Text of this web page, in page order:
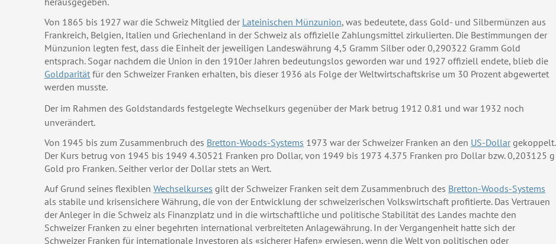
Von 1865 bis 1927 war die Schweiz Mitglied der Lateinischen Münzunion, was bedeutete, dass Gold- und Silbermünzen aus
Frankreich, Belgien, Italien und Griechenland in der Schweiz als offizielle Zahlungsmittel zirkulierten. Die Bestimmungen der
Münzunion legten fest, dass die Einheit der jeweiligen Landeswährung 4,5 Gramm Silber oder 0,290322 Gramm Gold
entsprach. Sogar nachdem die Union in den 1910er Jahren bedeutungslos geworden war und 1927 offiziell endete, blieb die
Goldparität für den Schweizer Franken erhalten, bis dieser 1936 als Folge der Weltwirtschaftskrise um 30 Prozent abgewertet
werden musste.
Der im Rahmen des Goldstandards festgelegte Wechselkurs gegenüber der Mark betrug 1912 0.81 und war 1932 noch
unverändert.
Von 1945 bis zum Zusammenbruch des Bretton-Woods-Systems 1973 war der Schweizer Franken an den US-Dollar gekoppelt.
Der Kurs betrug von 1945 bis 1949 4.30521 Franken pro Dollar, von 1949 bis 1973 4.375 Franken pro Dollar bzw. 0,203125 g
Gold pro Franken. Seither verlor der Dollar stets an Wert.
Auf Grund seines flexiblen Wechselkurses gilt der Schweizer Franken seit dem Zusammenbruch des Bretton-Woods-Systems
als stabile und krisensichere Währung, die von der Entwicklung der schweizerischen Volkswirtschaft profitierte. Das Vertrauen
der Anleger in die Schweiz als Finanzplatz und in die wirtschaftliche und politische Stabilität des Landes machte den
Schweizer Franken zu einer begehrten international verbreiteten Anlagewährung. In der Vergangenheit hatte sich der
Schweizer Franken für internationale Investoren als «sicherer Hafen» erwiesen, wenn die Welt von politischen oder